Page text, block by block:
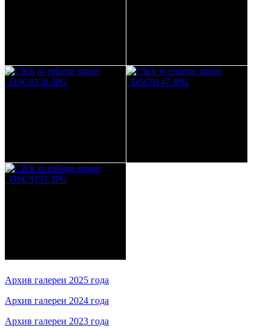
Архив галереи 2025 года
Архив галереи 2024 года
Архив галереи 2023 года